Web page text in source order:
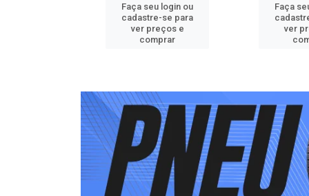
Faça seu login ou
cadastre-se para
ver preços e
comprar
Faça
ver